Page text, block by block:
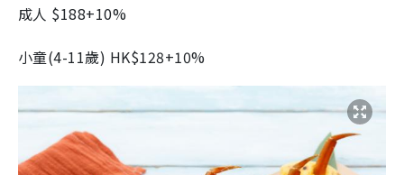
成人 $188+10%
小童(4-11歲) HK$128+10%